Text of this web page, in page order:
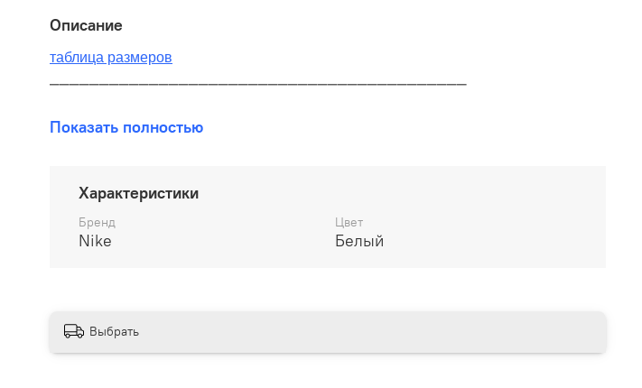
Описание
таблица размеров
__________________________________________
Бесплатная доставка:
По всей России от 10 до 14 дней
__________________________________________
Варианты оплаты:
Показать полностью
Характеристики
Бренд
Nike
Цвет
Белый
Выбрать